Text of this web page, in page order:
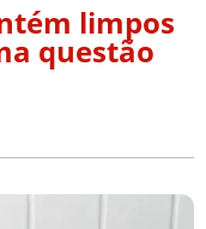
limpos
questão